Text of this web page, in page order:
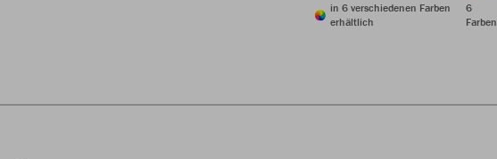
in 6 verschiedenen Farben
erhältlich
6
Farben